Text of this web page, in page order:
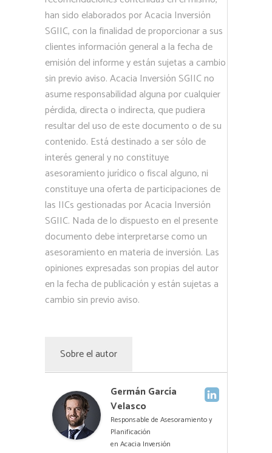
han sido elaborados por Acacia Inversión
SGIIC, con la finalidad de proporcionar a sus
clientes información general a la fecha de
emisión del informe y están sujetas a cambio
sin previo aviso. Acacia Inversión SGIIC no
asume responsabilidad alguna por cualquier
pérdida, directa o indirecta, que pudiera
resultar del uso de este documento o de su
contenido. Está destinado a ser sólo de
interés general y no constituye
asesoramiento jurídico o fiscal alguno, ni
constituye una oferta de participaciones de
las IICs gestionadas por Acacia Inversión
SGIIC. Nada de lo dispuesto en el presente
documento debe interpretarse como un
asesoramiento en materia de inversión. Las
opiniones expresadas son propias del autor
en la fecha de publicación y están sujetas a
cambio sin previo aviso.
Sobre el autor
Germán García
Velasco
Responsable de Asesoramiento y
Planificación
en Acacia Inversión